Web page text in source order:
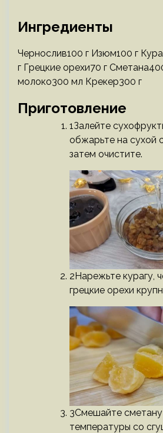
Ингредиенты
Чернослив100 г Изюм100 г
г Грецкие орехи70 г
молоко300 мл Крекер300 г
Приготовление
1Залейте
обжарьте на сухой
затем очистите.
2Нарежьте курагу,
грецкие орехи
3Смешайте
температуры со